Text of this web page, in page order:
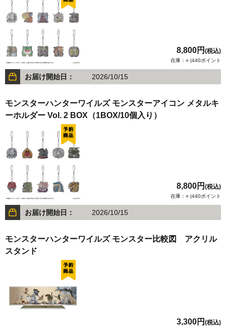
8,800円 (税込)
在庫：○ |440ポイント
お届け開始日： 2026/10/15
モンスターハンターワイルズ モンスターアイコン メタルキ
ーホルダー Vol. 2 BOX（1BOX/10個入り）
8,800円 (税込)
在庫：○ |440ポイント
お届け開始日： 2026/10/15
モンスターハンターワイルズ モンスター比較図 アクリル
スタンド
3,300円 (税込)